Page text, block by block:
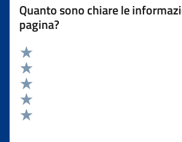
Quanto sono chiare le
pagina?
Valuta 5 stelle su 5
Valuta 4 stelle su 5
Valuta 3 stelle su 5
Valuta 2 stelle su 5